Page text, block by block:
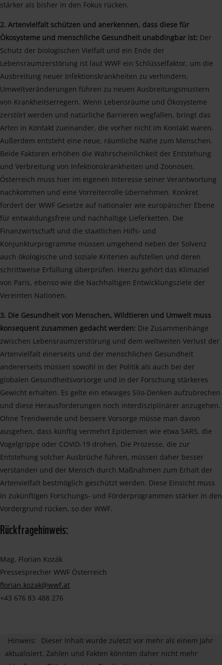
stärker als bisher in den Fokus rücken.
2. Artenvielfalt schützen und anerkennen, dass diese für
Ökosysteme und menschliche Gesundheit unabdingbar ist: Der
Schutz der biologischen Vielfalt und ein Ende der
Lebensraumzerstörung ist laut WWF ein Schlüsselfaktor, um die
Ausbreitung neuer Infektionskrankheiten zu verhindern.
Umweltveränderungen führen zu neuen Ausbreitungsmustern
von Krankheitserregern. Wenn Lebensräume und Ökosysteme
zerstört werden und natürliche Barrieren wegfallen, bringt das
Arten in Kontakt zueinander, die vorher nicht im Kontakt waren.
Außerdem entsteht eine neue, räumliche Nähe zum Menschen.
Beide Faktoren erhöhen die Wahrscheinlichkeit der Entstehung
und Verbreitung von Infektionskrankheiten und Zoonosen.
Österreich muss hier im eigenen Interesse seiner Verantwortung
nachkommen und eine Vorreiterrolle übernehmen. Konkret
fordert der WWF Gesetze auf nationaler wie europäischer Ebene
für entwaldungsfreie und nachhaltige Lieferketten. Die
Finanzwirtschaft und die staatlichen Hilfs- und
Konjunkturprogramme müssen umgehend neben der Solvenz
auch ökologische und soziale Kriterien aufstellen und deren
schrittweise Erfüllung überprüfen. Hierzu gehört das Klimaziel
von Paris, ebenso wie die Nachhaltigen Entwicklungsziele der
Vereinten Nationen.
3. Die Gesundheit von Menschen, Wildtieren und Umwelt muss
konsequent zusammen gedacht werden: Die Zusammenhänge
zwischen Lebensraumzerstörung und dem weltweiten Verlust der
Artenvielfalt einerseits und der menschlichen Gesundheit
andererseits müssen sowohl in der Politik als auch bei der
globalen Gesundheitsvorsorge und in der Forschung stärkeres
Gewicht erhalten. Es gelte ein etwaiges Silo-Denken aufzubrechen
und diese Herausforderungen noch interdisziplinärer anzugehen.
Ohne Trendwende und bessere Vorsorge müsse man davon
ausgehen, dass künftig vermehrt Epidemien wie etwa SARS, die
Vogelgrippe oder COVID-19 drohen. Die Prozesse, die zur
Entstehung solcher Ausbrüche führen, müssen daher besser
verstanden und der Mensch durch Maßnahmen zum Erhalt der
Artenvielfalt bestmöglich geschützt werden. Diese Einsicht muss
in zukünftigen Forschungs- und Förderprogrammen stärker in den
Vordergrund rücken, so der WWF.
Rückfragehinweis:
Mag. Florian Kozák
Pressesprecher WWF Österreich
florian.kozak@wwf.at
+43 676 83 488 276
Hinweis:
Dieser Inhalt wurde zuletzt vor mehr als einem Jahr
aktualisiert. Zahlen und Fakten könnten daher nicht mehr